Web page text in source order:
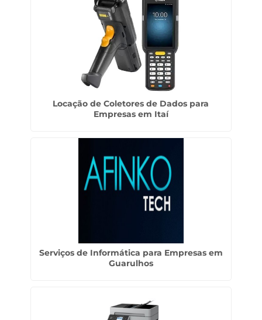
Locação de Coletores de Dados para
Empresas em Itaí
Serviços de Informática para Empresas em
Guarulhos